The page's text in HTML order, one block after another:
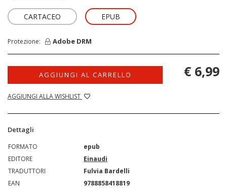
CARTACEO EPUB
Protezione: Adobe DRM
AGGIUNGI AL CARRELLO
AGGIUNGI ALLA WISHLIST
€ 6,99
Dettagli
FORMATO
epub
EDITORE
Einaudi
TRADUTTORI
Fulvia Bardelli
EAN
9788858418819